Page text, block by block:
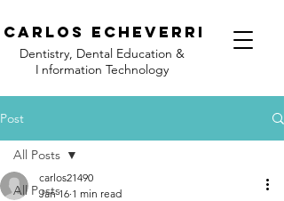
Carlos Echeverri
Dentistry, Dental Education &
I nformation Technology
Post
All Posts
All Posts
carlos21490
Jan 16 1 min read